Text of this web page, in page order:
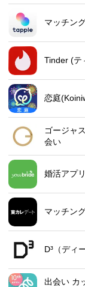
マッチン
Tinder (テ
恋庭
ゴージャ
会い
婚活アプ
マッチン
D³（ディ
出会い カ